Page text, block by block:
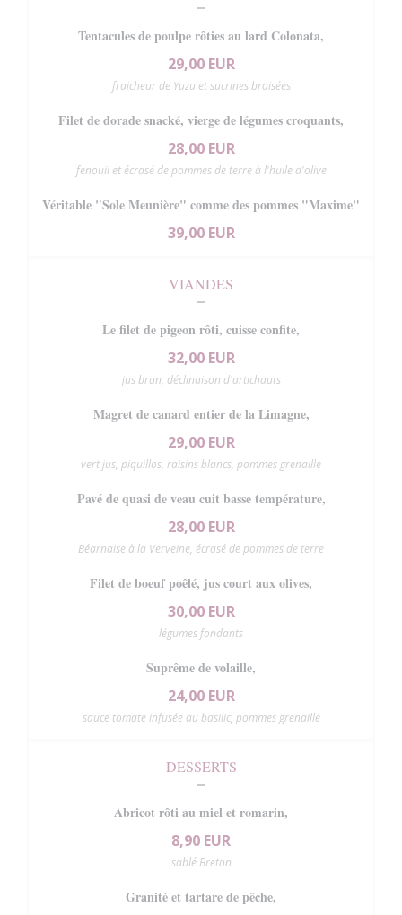
Tentacules de poulpe rôties au lard Colonata,
29,00 EUR
fraicheur de Yuzu et sucrines braisées
Filet de dorade snacké, vierge de légumes croquants,
28,00 EUR
fenouil et écrasé de pommes de terre à l'huile d'olive
Véritable "Sole Meunière" comme des pommes "Maxime"
39,00 EUR
VIANDES
Le filet de pigeon rôti, cuisse confite,
32,00 EUR
jus brun, déclinaison d'artichauts
Magret de canard entier de la Limagne,
29,00 EUR
vert jus, piquillos, raisins blancs, pommes grenaille
Pavé de quasi de veau cuit basse température,
28,00 EUR
Béarnaise à la Verveine, écrasé de pommes de terre
Filet de boeuf poêlé, jus court aux olives,
30,00 EUR
légumes fondants
Suprême de volaille,
24,00 EUR
sauce tomate infusée au basilic, pommes grenaille
DESSERTS
Abricot rôti au miel et romarin,
8,90 EUR
sablé Breton
Granité et tartare de pêche,